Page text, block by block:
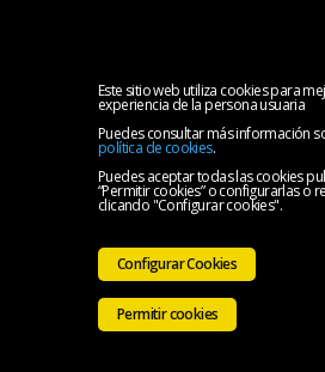
Este sitio web utiliza cookies para
experiencia de la persona usuaria
Puedes consultar más información
política de cookies.
Puedes aceptar todas las cookies
“Permitir cookies” o configurarlas o
clicando "Configurar cookies".
Configurar Cookies
Permitir cookies